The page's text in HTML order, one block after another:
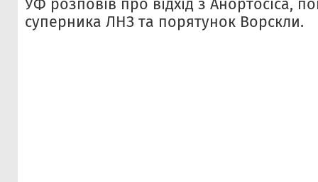
УФ розповів про відхід з Анортосіса,
суперника ЛНЗ та порятунок Ворскли.